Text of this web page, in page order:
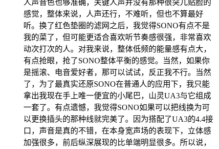
人声音色也够准确，关键人声并没有那种很突兀贴脸的
感觉，整体来说，人声还行，不难听，但也不算最好
听。换了红色垫圈的滤网之后，我觉得SONO有点不是
我的菜了，但可能更适合喜欢听节奏感很强，非常喜欢
动次打次的人。对我来说，整体低频的能量感有点大，
有点抢眼，抢了SONO整体平衡的感觉。当然，如果你
是摇滚、电音爱好者，那可以试试，反正我不行。当然
了，为了最真实还原SONO在普通人的应用下，我只能
拿出我现在手上唯一便宜的小尾巴，山灵UA3与它组成
一套了。有点遗憾，我觉得SONO如果可以把线换为可
以更换插头的那种线就完美了。因为搭配了UA3的4.4接
口，声音是真的不错，在本身宽声场的表现下，立体感
加强很多，前后纵深展现的比单端明显很多。所以说，